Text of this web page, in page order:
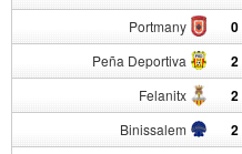
Portmany 0
Peña Deportiva 2
Felanitx 2
Binissalem 2